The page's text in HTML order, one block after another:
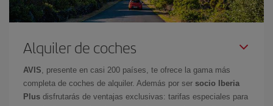
Alquiler de coches
AVIS , presente en casi 200 países, te ofrece la gama más
completa de coches de alquiler. Además por ser socio Iberia
Plus disfrutarás de ventajas exclusivas: tarifas especiales para